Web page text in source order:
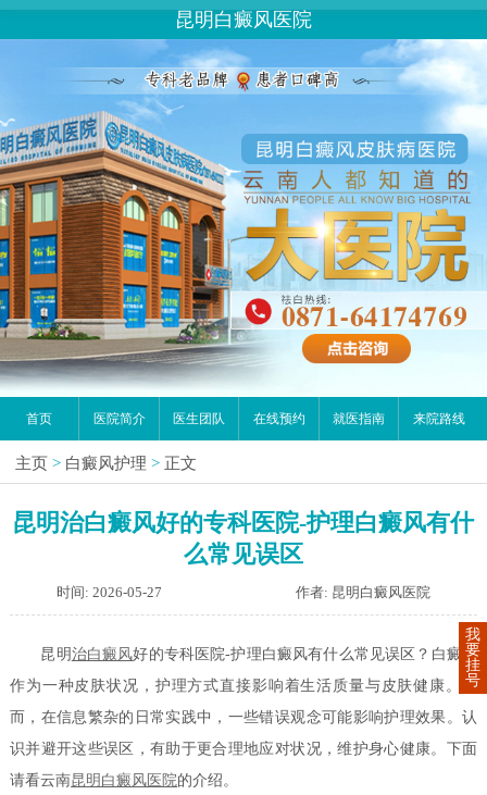
昆明白癜风医院
首页 医院简介 医生团队 在线预约 就医指南 来院路线
主页 > 白癜风护理 > 正文
昆明治白癜风好的专科医院-护理白癜风有什
么常见误区
时间: 2026-05-27 作者: 昆明白癜风医院
昆明治白癜风好的专科医院-护理白癜风有什么常见误区？白癜风
作为一种皮肤状况，护理方式直接影响着生活质量与皮肤健康。然
而，在信息繁杂的日常实践中，一些错误观念可能影响护理效果。认
识并避开这些误区，有助于更合理地应对状况，维护身心健康。下面
请看云南昆明白癜风医院的介绍。
我
要
挂
号
请问你是有白斑、白癜风问题吗？